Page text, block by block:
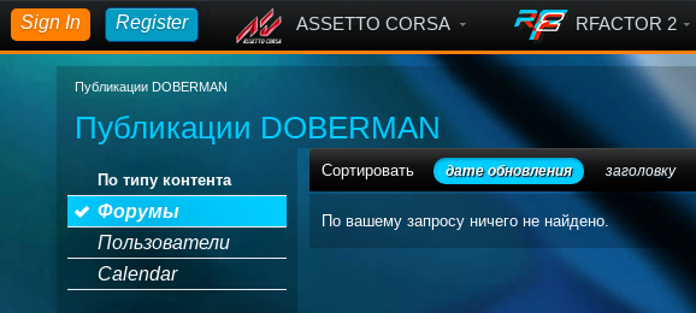
Sign In Register ASSETTO CORSA RFACTOR 2
Публикации DOBERMAN
Публикации DOBERMAN
По типу контента
Форумы
Пользователи
Calendar
Сортировать дате обновления заголовку
По вашему запросу ничего не найдено.